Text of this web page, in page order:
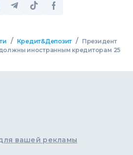
/ Кредит&Депозит /
Президент
иностранным кредиторам 25
вашей рекламы